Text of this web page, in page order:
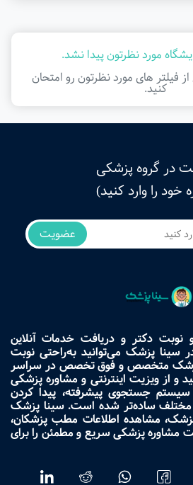
مورد نظرتون پیدا نشد.
فیلتر ‌های مورد نظرتون رو امتحان
کنید.
در گروه پزشکی
خود را وارد کنید)
عضویت
نوبت دکتر و دریافت خدمات آنلاین
سینا پزشک می‌توانید به‌راحتی نوبت
پزشک متخصص و فوق تخصص در سراسر
و از ویزیت اینترنتی و مشاوره پزشکی
سیستم جستجوی پیشرفته، پیدا کردن
مختلف ساده‌تر شده است. سینا پزشک
پزشک، مشاهده اطلاعات مطب پزشکان،
پزشکی سریع و مطمئن را برای